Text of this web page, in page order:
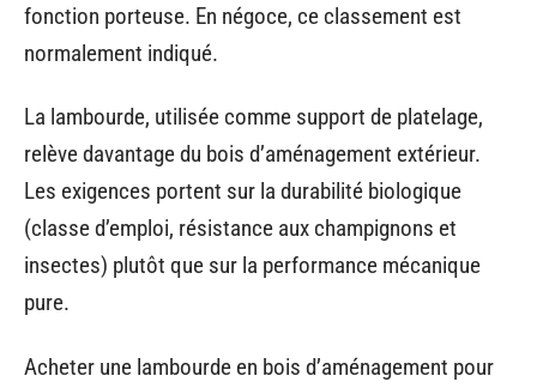
fonction porteuse. En négoce, ce classement est
normalement indiqué.
La lambourde, utilisée comme support de platelage,
relève davantage du bois d’aménagement extérieur.
Les exigences portent sur la durabilité biologique
(classe d’emploi, résistance aux champignons et
insectes) plutôt que sur la performance mécanique
pure.
Acheter une lambourde en bois d’aménagement pour